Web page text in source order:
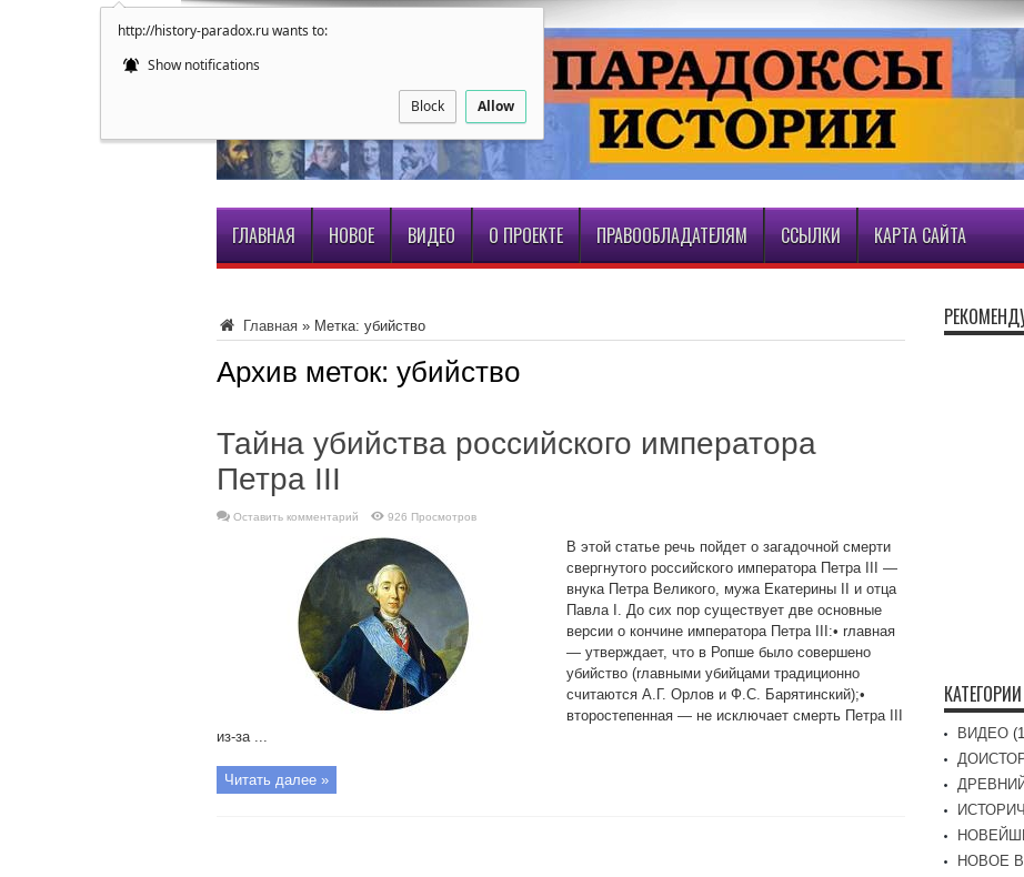
http://history-paradox.ru wants to:
Show notifications
Block Allow
ГЛАВНАЯ НОВОЕ ВИДЕО О ПРОЕКТЕ ПРАВООБЛАДАТЕЛЯМ ССЫЛКИ КАРТА САЙТА
Главная » Метка: убийство
Архив меток: убийство
Тайна убийства российского императора
Петра III
Оставить комментарий 926 Просмотров
В этой статье речь пойдет о загадочной смерти
свергнутого российского императора Петра III —
внука Петра Великого, мужа Екатерины II и отца
Павла I. До сих пор существует две основные
версии о кончине императора Петра III:• rлавная
— утверждает, что в Ропше было совершено
убийство (rлавными убийцами традиционно
считаются A.Г. Орлов и Ф.С. Барятинский);•
второстепенная — не исключает смерть Петра III
из-за ...
Читать далее »
КАТЕГОРИИ
ВИДЕО
НОВОЕ